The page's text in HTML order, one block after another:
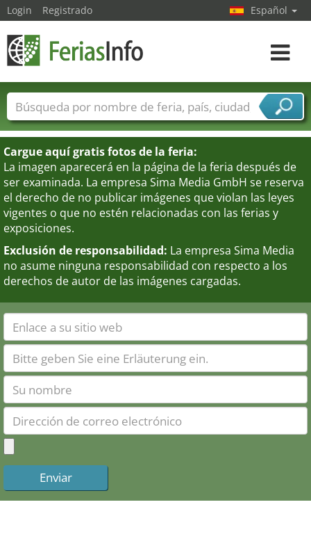
Cargue aquí gratis fotos de la feria:
La imagen aparecerá en la página de la feria después de
ser examinada. La empresa Sima Media GmbH se reserva
el derecho de no publicar imágenes que violan las leyes
vigentes o que no estén relacionadas con las ferias y
exposiciones.
Exclusión de responsabilidad: La empresa Sima Media
no asume ninguna responsabilidad con respecto a los
derechos de autor de las imágenes cargadas.
Login Registrado Español
toggle
Nombres de ferias Países
Ciudades
Sectores de ferias
Sectores de proveedor de servicios